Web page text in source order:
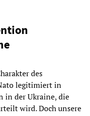
des
legitimiert in
in der Ukraine, die
wird. Doch unsere